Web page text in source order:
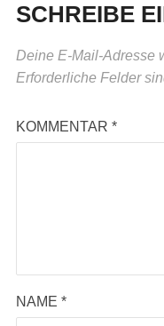
SCHREIBE
Deine E-Mail-Adresse
Erforderliche Felder
KOMMENTAR *
NAME *